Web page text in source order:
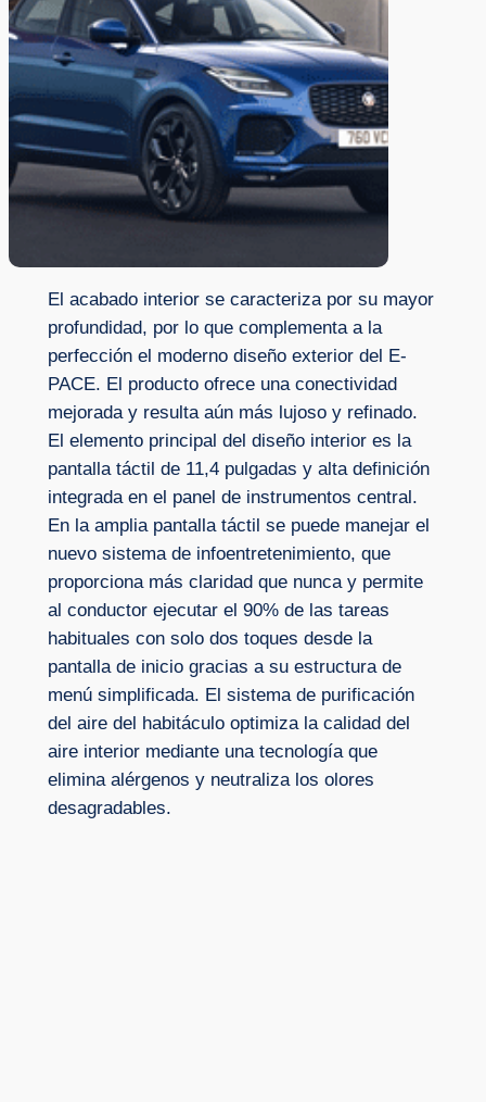
El acabado interior se caracteriza por su mayor
profundidad, por lo que complementa a la
perfección el moderno diseño exterior del E-
PACE. El producto ofrece una conectividad
mejorada y resulta aún más lujoso y refinado.
El elemento principal del diseño interior es la
pantalla táctil de 11,4 pulgadas y alta definición
integrada en el panel de instrumentos central.
En la amplia pantalla táctil se puede manejar el
nuevo sistema de infoentretenimiento, que
proporciona más claridad que nunca y permite
al conductor ejecutar el 90% de las tareas
habituales con solo dos toques desde la
pantalla de inicio gracias a su estructura de
menú simplificada. El sistema de purificación
del aire del habitáculo optimiza la calidad del
aire interior mediante una tecnología que
elimina alérgenos y neutraliza los olores
desagradables.